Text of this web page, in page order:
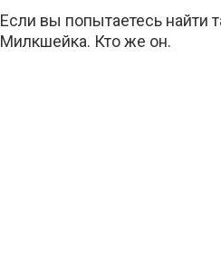
Если вы попытаетесь найти
Милкшейка. Кто же он.